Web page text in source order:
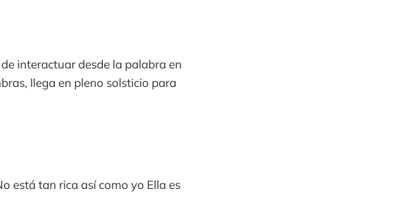
interactuar desde la palabra en
llega en pleno solsticio para
está tan rica así como yo Ella es